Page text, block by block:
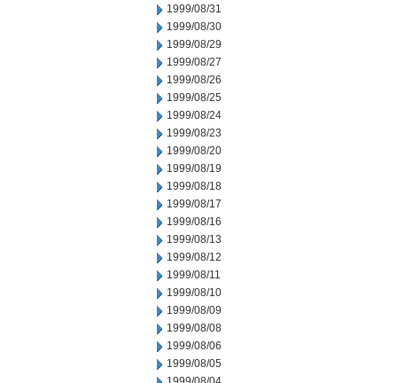
1999/08/31
1999/08/30
1999/08/29
1999/08/27
1999/08/26
1999/08/25
1999/08/24
1999/08/23
1999/08/20
1999/08/19
1999/08/18
1999/08/17
1999/08/16
1999/08/13
1999/08/12
1999/08/11
1999/08/10
1999/08/09
1999/08/08
1999/08/06
1999/08/05